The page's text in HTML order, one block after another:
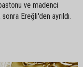
ve madenci
Ereğli'den ayrıldı.